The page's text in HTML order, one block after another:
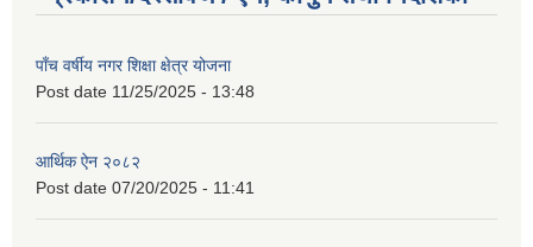
पाँच वर्षीय नगर शिक्षा क्षेत्र योजना
Post date 11/25/2025 - 13:48
आर्थिक ऐन २०८२
Post date 07/20/2025 - 11:41